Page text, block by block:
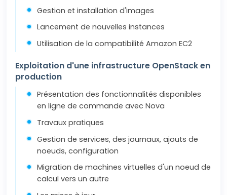
Gestion et installation d'images
Lancement de nouvelles instances
Utilisation de la compatibilité Amazon EC2
Exploitation d'une infrastructure OpenStack en
production
Présentation des fonctionnalités disponibles
en ligne de commande avec Nova
Travaux pratiques
Gestion de services, des journaux, ajouts de
noeuds, configuration
Migration de machines virtuelles d'un noeud de
calcul vers un autre